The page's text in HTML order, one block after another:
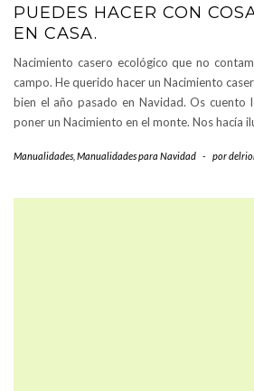
PUEDES HACER CON
EN CASA.
Nacimiento casero ecológico que no
campo. He querido hacer un Nacimiento
bien el año pasado en Navidad. Os cuento
poner un Nacimiento en el monte. Nos hacía
Manualidades Manualidades para Navidad - por